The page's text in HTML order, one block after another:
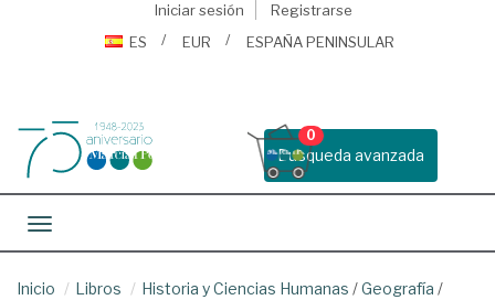
Iniciar sesión
Registrarse
ES
EUR ESPAÑA PENINSULAR
Busqueda avanzada
0
Toggle navigation
Inicio Libros Historia y Ciencias Humanas /Geografía /